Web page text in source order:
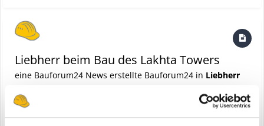
Liebherr beim Bau des Lakhta Towers
eine Bauforum24 News erstellte Bauforum24 in Liebherr